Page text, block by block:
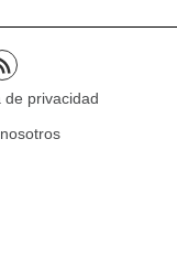
de privacidad